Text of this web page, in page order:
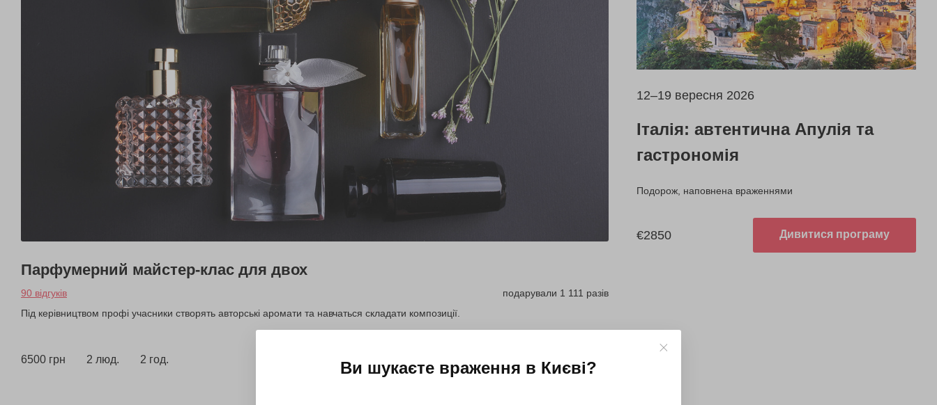
Парфумерний майстер-клас для двох
90 відгуків
подарували 1 111 разів
Під керівництвом профі учасники створять авторські аромати та навчаться складати композиції.
6500 грн 2 люд. 2 год.
12–19 вересня 2026
Італія: автентична Апулія та
гастрономія
Подорож, наповнена враженнями
€2850 Дивитися програму
Ви шукаєте враження в Києві?